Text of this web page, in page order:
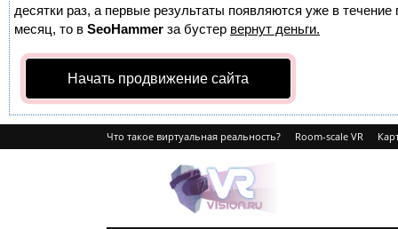
десятки раз, а первые результаты появляются уже в
месяц, то в SeoHammer за бустер вернут деньги.
Начать продвижение сайта
Что такое виртуальная реальность? Room-scale VR
VRvision.ru